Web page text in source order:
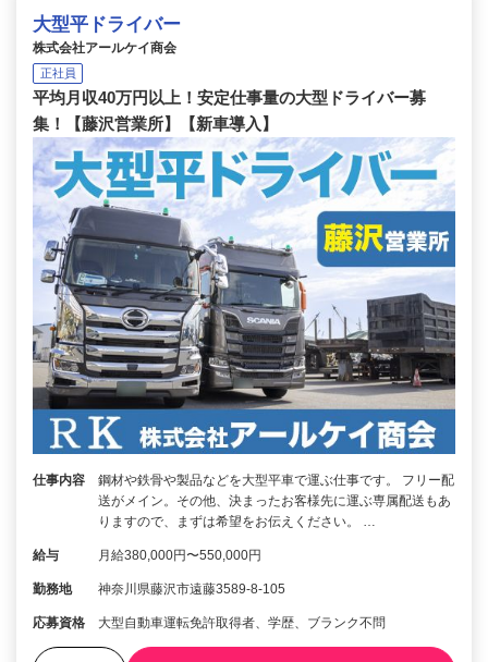
大型平ドライバー
株式会社アールケイ商会
正社員
平均月収40万円以上！安定仕事量の大型ドライバー募
集！【藤沢営業所】【新車導入】
仕事内容
鋼材や鉄骨や製品などを大型平車で運ぶ仕事です。 フリー配
送がメイン。その他、決まったお客様先に運ぶ専属配送もあ
りますので、まずは希望をお伝えください。 …
給与 月給380,000円〜550,000円
勤務地 神奈川県藤沢市遠藤3589-8-105
応募資格 大型自動車運転免許取得者、学歴、ブランク不問